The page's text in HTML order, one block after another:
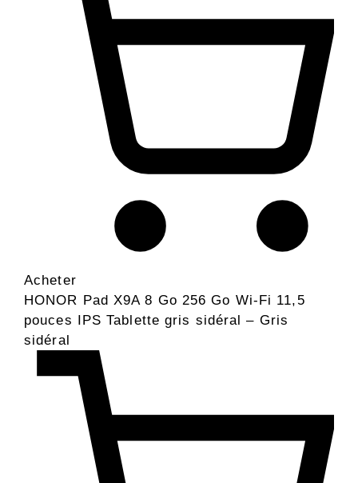
Acheter
HONOR Pad X9A 8 Go 256 Go Wi-Fi 11,5
pouces IPS Tablette gris sidéral – Gris
sidéral